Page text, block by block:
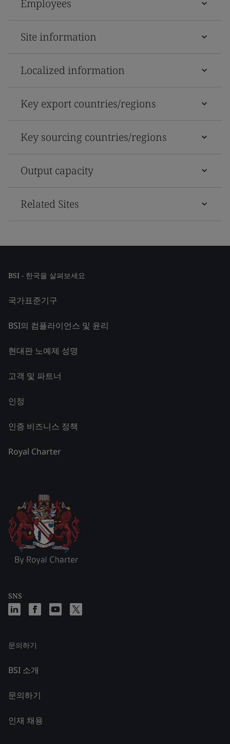
Employees
Site information
Localized information
Key export countries/regions
Key sourcing countries/regions
Output capacity
Related Sites
BSI - 한국을 살펴보세요
국가표준기구
BSI의 컴플라이언스 및 윤리
현대판 노예제 성명
고객 및 파트너
인정
인증 비즈니스 정책
Royal Charter
SNS
문의하기
BSI 소개
문의하기
인재 채용